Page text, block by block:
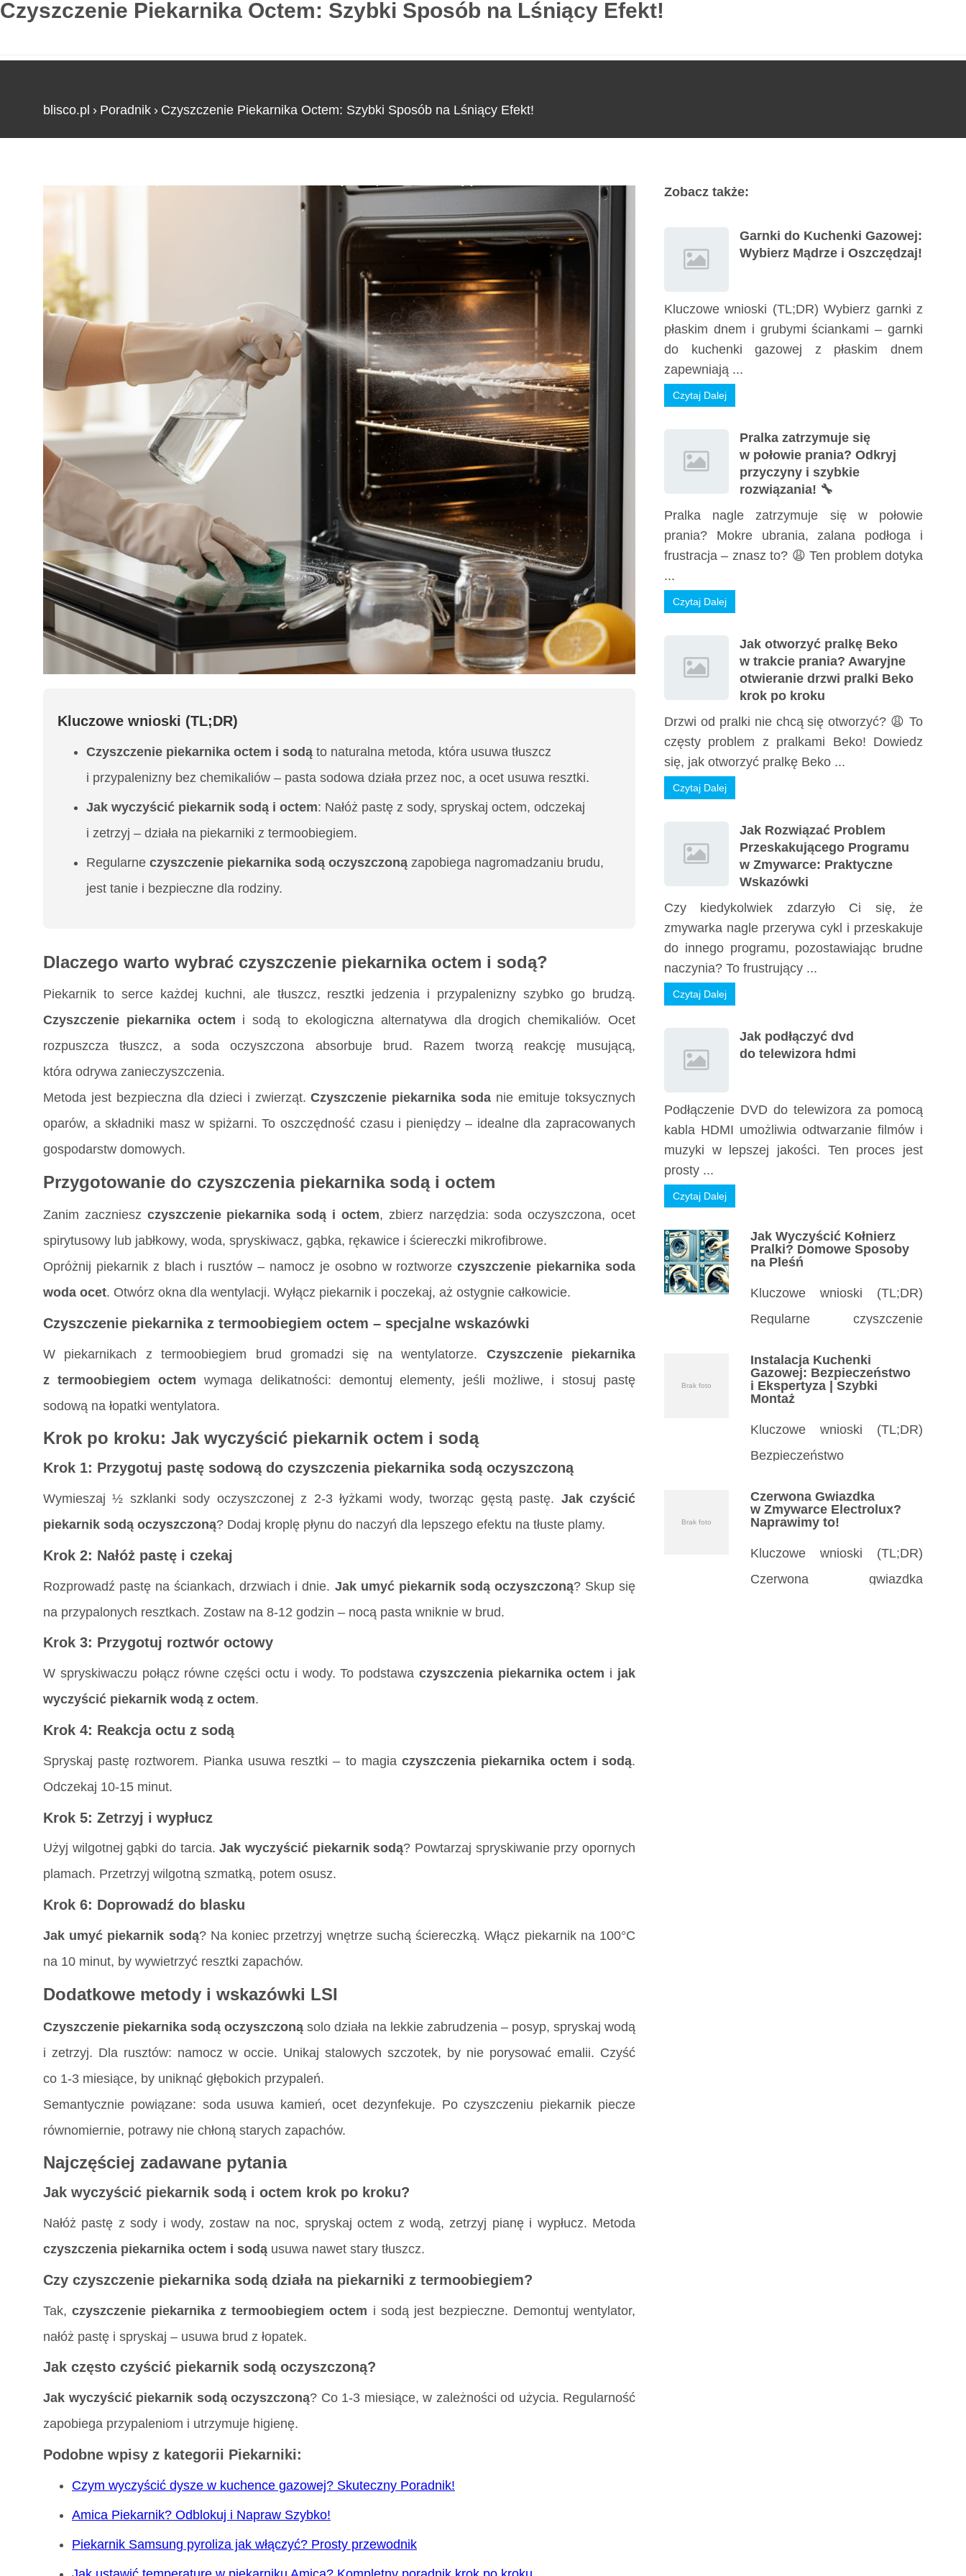
O nas
blisco.pl › Poradnik › Czyszczenie Piekarnika Octem: Szybki Sposób na Lśniący Efekt!
Czyszczenie Piekarnika Octem: Szybki Sposób na Lśniący Efekt!
Kluczowe wnioski (TL;DR)
Czyszczenie piekarnika octem i sodą to naturalna metoda, która usuwa tłuszcz
i przypalenizny bez chemikaliów – pasta sodowa działa przez noc, a ocet usuwa resztki.
Jak wyczyścić piekarnik sodą i octem: Nałóż pastę z sody, spryskaj octem, odczekaj
i zetrzyj – działa na piekarniki z termoobiegiem.
Regularne czyszczenie piekarnika sodą oczyszczoną zapobiega nagromadzaniu brudu,
jest tanie i bezpieczne dla rodziny.
Dlaczego warto wybrać czyszczenie piekarnika octem i sodą?
Piekarnik to serce każdej kuchni, ale tłuszcz, resztki jedzenia i przypalenizny szybko go brudzą.
Czyszczenie piekarnika octem i sodą to ekologiczna alternatywa dla drogich chemikaliów. Ocet
rozpuszcza tłuszcz, a soda oczyszczona absorbuje brud. Razem tworzą reakcję musującą,
która odrywa zanieczyszczenia.
Metoda jest bezpieczna dla dzieci i zwierząt.Czyszczenie piekarnika soda nie emituje toksycznych
oparów, a składniki masz w spiżarni. To oszczędność czasu i pieniędzy – idealne dla zapracowanych
gospodarstw domowych.
Przygotowanie do czyszczenia piekarnika sodą i octem
Zanim zaczniesz czyszczenie piekarnika sodą i octem, zbierz narzędzia: soda oczyszczona, ocet
spirytusowy lub jabłkowy, woda, spryskiwacz, gąbka, rękawice i ściereczki mikrofibrowe.
Opróżnij piekarnik z blach i rusztów – namocz je osobno w roztworzeczyszczenie piekarnika soda
woda ocet. Otwórz okna dla wentylacji. Wyłącz piekarnik i poczekaj, aż ostygnie całkowicie.
Czyszczenie piekarnika z termoobiegiem octem – specjalne wskazówki
W piekarnikach z termoobiegiem brud gromadzi się na wentylatorze. Czyszczenie piekarnika
z termoobiegiem octem wymaga delikatności: demontuj elementy, jeśli możliwe, i stosuj pastę
sodową na łopatki wentylatora.
Krok po kroku: Jak wyczyścić piekarnik octem i sodą
Krok 1: Przygotuj pastę sodową do czyszczenia piekarnika sodą oczyszczoną
Wymieszaj ½ szklanki sody oczyszczonej z 2-3 łyżkami wody, tworząc gęstą pastę. Jak czyścić
piekarnik sodą oczyszczoną? Dodaj kroplę płynu do naczyń dla lepszego efektu na tłuste plamy.
Krok 2: Nałóż pastę i czekaj
Rozprowadź pastę na ściankach, drzwiach i dnie. Jak umyć piekarnik sodą oczyszczoną? Skup się
na przypalonych resztkach. Zostaw na 8-12 godzin – nocą pasta wniknie w brud.
Krok 3: Przygotuj roztwór octowy
W spryskiwaczu połącz równe części octu i wody. To podstawa czyszczenia piekarnika octem i jak
wyczyścić piekarnik wodą z octem.
Krok 4: Reakcja octu z sodą
Spryskaj pastę roztworem. Pianka usuwa resztki – to magia czyszczenia piekarnika octem i sodą.
Odczekaj 10-15 minut.
Krok 5: Zetrzyj i wypłucz
Użyj wilgotnej gąbki do tarcia.Jak wyczyścić piekarnik sodą? Powtarzaj spryskiwanie przy opornych
plamach. Przetrzyj wilgotną szmatką, potem osusz.
Krok 6: Doprowadź do blasku
Jak umyć piekarnik sodą? Na koniec przetrzyj wnętrze suchą ściereczką. Włącz piekarnik na 100°C
na 10 minut, by wywietrzyć resztki zapachów.
Dodatkowe metody i wskazówki LSI
Czyszczenie piekarnika sodą oczyszczoną solo działa na lekkie zabrudzenia – posyp, spryskaj wodą
i zetrzyj. Dla rusztów: namocz w occie. Unikaj stalowych szczotek, by nie porysować emalii. Czyść
co 1-3 miesiące, by uniknąć głębokich przypaleń.
Semantycznie powiązane: soda usuwa kamień, ocet dezynfekuje. Po czyszczeniu piekarnik piecze
równomiernie, potrawy nie chłoną starych zapachów.
Najczęściej zadawane pytania
Jak wyczyścić piekarnik sodą i octem krok po kroku?
Nałóż pastę z sody i wody, zostaw na noc, spryskaj octem z wodą, zetrzyj pianę i wypłucz. Metoda
czyszczenia piekarnika octem i sodą usuwa nawet stary tłuszcz.
Czy czyszczenie piekarnika sodą działa na piekarniki z termoobiegiem?
Tak,czyszczenie piekarnika z termoobiegiem octem i sodą jest bezpieczne. Demontuj wentylator,
nałóż pastę i spryskaj – usuwa brud z łopatek.
Jak często czyścić piekarnik sodą oczyszczoną?
Jak wyczyścić piekarnik sodą oczyszczoną? Co 1-3 miesiące, w zależności od użycia. Regularność
zapobiega przypaleniom i utrzymuje higienę.
Podobne wpisy z kategorii Piekarniki:
Czym wyczyścić dysze w kuchence gazowej? Skuteczny Poradnik!
Amica Piekarnik? Odblokuj i Napraw Szybko!
Piekarnik Samsung pyroliza jak włączyć? Prosty przewodnik
Zobacz także:
Garnki do Kuchenki Gazowej:
Wybierz Mądrze i Oszczędzaj!
Kluczowe wnioski (TL;DR) Wybierz garnki z
płaskim dnem i grubymi ściankami – garnki
do kuchenki gazowej z płaskim dnem
zapewniają ...
Czytaj Dalej
Pralka zatrzymuje się
w połowie prania? Odkryj
przyczyny i szybkie
rozwiązania! 🔧
Pralka nagle zatrzymuje się w połowie
prania? Mokre ubrania, zalana podłoga i
frustracja – znasz to? 😩 Ten problem dotyka
...
Czytaj Dalej
Jak otworzyć pralkę Beko
w trakcie prania? Awaryjne
otwieranie drzwi pralki Beko
krok po kroku
Drzwi od pralki nie chcą się otworzyć? 😩 To
częsty problem z pralkami Beko! Dowiedz
się, jak otworzyć pralkę Beko ...
Czytaj Dalej
Jak Rozwiązać Problem
Przeskakującego Programu
w Zmywarce: Praktyczne
Wskazówki
Czy kiedykolwiek zdarzyło Ci się, że
zmywarka nagle przerywa cykl i przeskakuje
do innego programu, pozostawiając brudne
naczynia? To frustrujący ...
Czytaj Dalej
Jak podłączyć dvd
do telewizora hdmi
Podłączenie DVD do telewizora za pomocą
kabla HDMI umożliwia odtwarzanie filmów i
muzyki w lepszej jakości. Ten proces jest
prosty ...
Czytaj Dalej
Jak Wyczyścić Kołnierz
Pralki? Domowe Sposoby
na Pleśń
Kluczowe wnioski (TL;DR)
Regularne czyszczenie
pleśni, zapachom
i uszkodzeniom uszczelki –
czyść co miesiąc. Proste
środki domowe jak ocet, soda
skutecznie usuwają brud
i szlam z gumowego kołnierza
w pralce. […]
Brak foto
Instalacja Kuchenki
Gazowej: Bezpieczeństwo
i Ekspertyza | Szybki
Montaż
Kluczowe wnioski (TL;DR)
Bezpieczeństwo
Instalacja kuchenki gazowej
wymaga specjalisty
z certyfikatami, by uniknąć
wycieków gazu i eksplozji.
Brak foto
Czerwona Gwiazdka
w Zmywarce Electrolux?
Naprawimy to!
Kluczowe wnioski (TL;DR)
Czerwona gwiazdka